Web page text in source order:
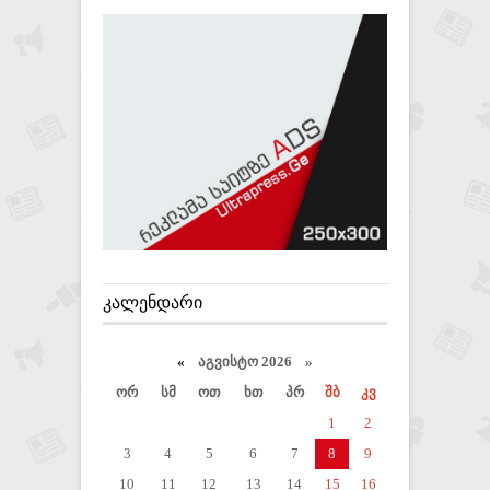
ᲙᲐᲚᲔᲜᲓᲐᲠᲘ
« აგვისტო 2026 »
ორ
სმ ოთ ხთ პრ შბ
კვ
1
2
3
4 5 6 7 8
9
10
11 12 13 14 15
16